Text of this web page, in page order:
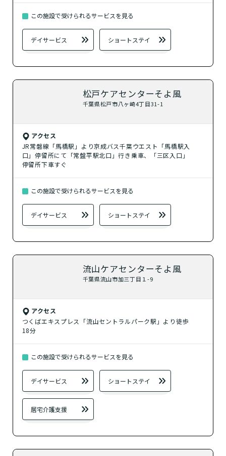
この施設で受けられるサービスを見る
デイサービス ショートステイ
松戸ケアセンターそよ風
千葉県松戸市八ヶ崎4丁目31-1
アクセス
JR常磐線「馬橋駅」より京成バス千葉ウエスト「馬橋駅入
口」停留所にて「常盤平駅北口」行き乗車、「三区入口」
停留所下車すぐ
この施設で受けられるサービスを見る
デイサービス ショートステイ
流山ケアセンターそよ風
千葉県流山市加三丁目１-9
アクセス
つくばエキスプレス「流山セントラルパーク駅」より徒歩
18分
この施設で受けられるサービスを見る
デイサービス ショートステイ
居宅介護支援